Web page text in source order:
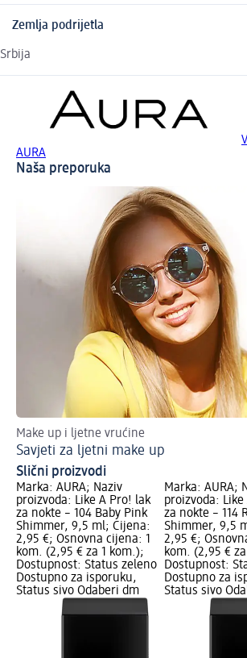
Zemlja podrijetla
Srbija
AURA
Naša preporuka
Make up i ljetne vrućine
Savjeti za ljetni make up
Slični proizvodi
Marka: AURA; Naziv
proizvoda: Like A Pro! lak
za nokte – 104 Baby Pink
Shimmer, 9,5 ml; Cijena:
2,95 €; Osnovna cijena: 1
kom. (2,95 € za 1 kom.);
Dostupnost: Status zeleno
Dostupno za isporuku,
Status sivo Odaberi dm
Marka: AURA;
proizvoda:
za nokte – 114
Shimmer, 9,5
2,95 €;
kom. (2,95 €
Dostupnost:
Dostupno za
Status sivo